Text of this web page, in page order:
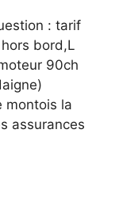
: tarif
bord,L
90ch
montois la
assurances